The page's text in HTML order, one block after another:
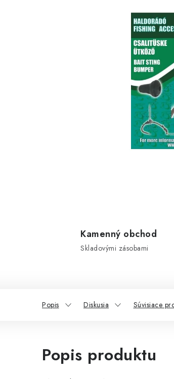
Kamenný obchod
Skladovými zásobami
Popis Diskusia Súvisiace
Popis produktu